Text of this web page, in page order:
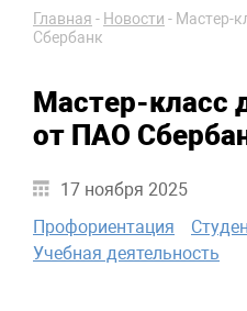
Главная - Новости - Мастер-
Сбербанк
Мастер-класс
от ПАО
17 ноября 2025
Профориентация
Учебная деятельность